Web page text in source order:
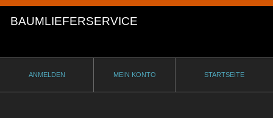
BAUMLIEFERSERVICE
ANMELDEN MEIN KONTO STARTSEITE